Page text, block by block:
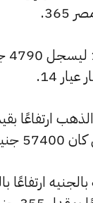
14.
للشراء.